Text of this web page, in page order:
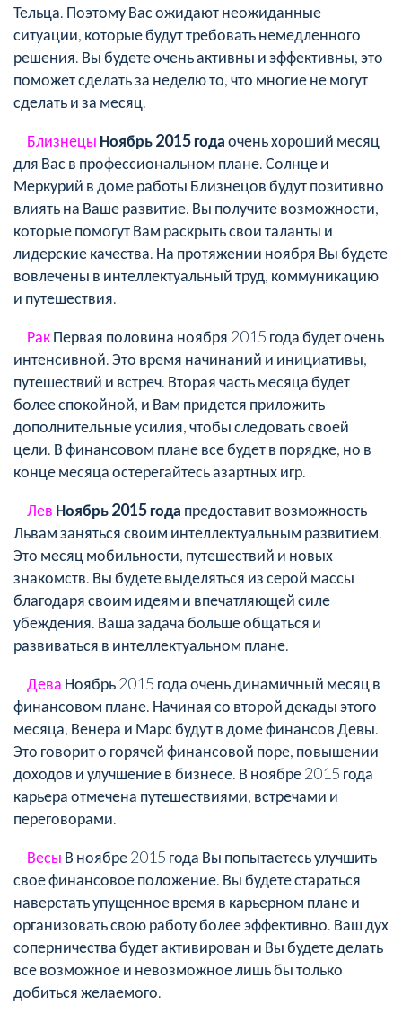
Тельца. Поэтому Вас ожидают неожиданные
ситуации, которые будут требовать немедленного
решения. Вы будете очень активны и эффективны, это
поможет сделать за неделю то, что многие не могут
сделать и за месяц.
Близнецы Ноябрь 2015 годаочень хороший месяц
для Вас в профессиональном плане. Солнце и
Меркурий в доме работы Близнецов будут позитивно
влиять на Ваше развитие. Вы получите возможности,
которые помогут Вам раскрыть свои таланты и
лидерские качества. На протяжении ноября Вы будете
вовлечены в интеллектуальный труд, коммуникацию
и путешествия.
РакПервая половина ноября 2015 года будет очень
интенсивной. Это время начинаний и инициативы,
путешествий и встреч. Вторая часть месяца будет
более спокойной, и Вам придется приложить
дополнительные усилия, чтобы следовать своей
цели. В финансовом плане все будет в порядке, но в
конце месяца остерегайтесь азартных игр.
Лев Ноябрь 2015 года предоставит возможность
Львам заняться своим интеллектуальным развитием.
Это месяц мобильности, путешествий и новых
знакомств. Вы будете выделяться из серой массы
благодаря своим идеям и впечатляющей силе
убеждения. Ваша задача больше общаться и
развиваться в интеллектуальном плане.
Дева Ноябрь 2015 года очень динамичный месяц в
финансовом плане. Начиная со второй декады этого
месяца, Венера и Марс будут в доме финансов Девы.
Это говорит о горячей финансовой поре, повышении
доходов и улучшение в бизнесе. В ноябре 2015 года
карьера отмечена путешествиями, встречами и
переговорами.
Весы В ноябре 2015 года Вы попытаетесь улучшить
свое финансовое положение. Вы будете стараться
наверстать упущенное время в карьерном плане и
организовать свою работу более эффективно. Ваш дух
соперничества будет активирован и Вы будете делать
все возможное и невозможное лишь бы только
добиться желаемого.